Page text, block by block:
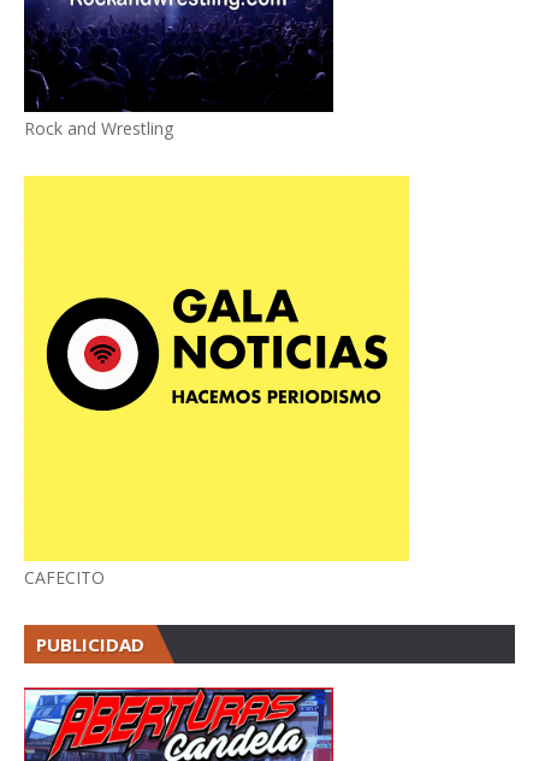
Rock and Wrestling
CAFECITO
PUBLICIDAD